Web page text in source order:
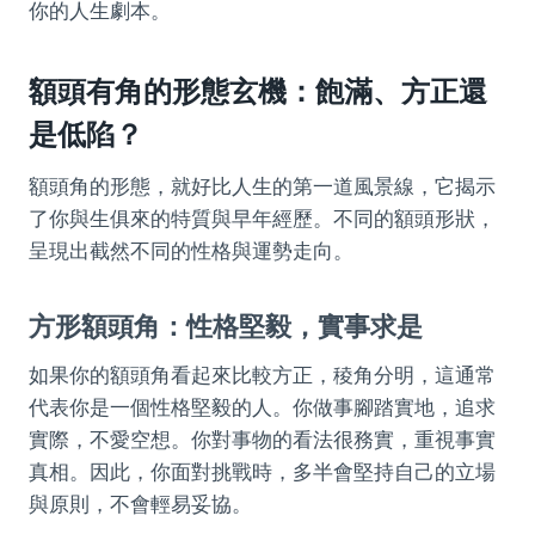
你的人生劇本。
額頭有角的形態玄機：飽滿、方正還
是低陷？
額頭角的形態，就好比人生的第一道風景線，它揭示
了你與生俱來的特質與早年經歷。不同的額頭形狀，
呈現出截然不同的性格與運勢走向。
方形額頭角：性格堅毅，實事求是
如果你的額頭角看起來比較方正，稜角分明，這通常
代表你是一個性格堅毅的人。你做事腳踏實地，追求
實際，不愛空想。你對事物的看法很務實，重視事實
真相。因此，你面對挑戰時，多半會堅持自己的立場
與原則，不會輕易妥協。